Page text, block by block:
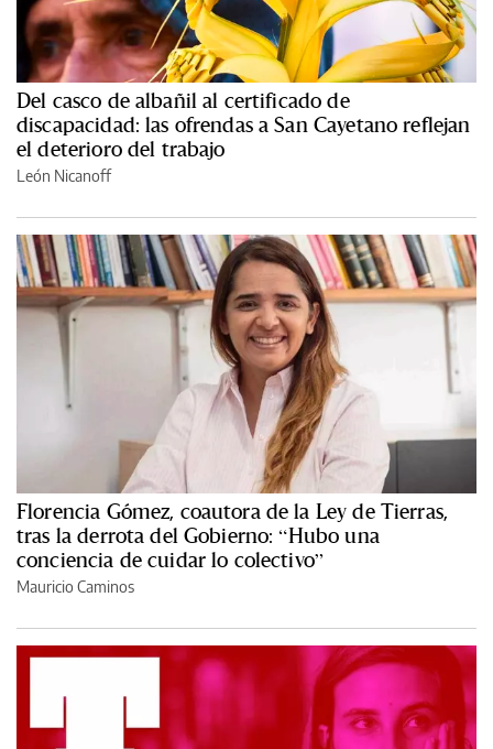
Del casco de albañil al certificado de
discapacidad: las ofrendas a San Cayetano reflejan
el deterioro del trabajo
León Nicanoff
Florencia Gómez, coautora de la Ley de Tierras,
tras la derrota del Gobierno: “Hubo una
conciencia de cuidar lo colectivo”
Mauricio Caminos